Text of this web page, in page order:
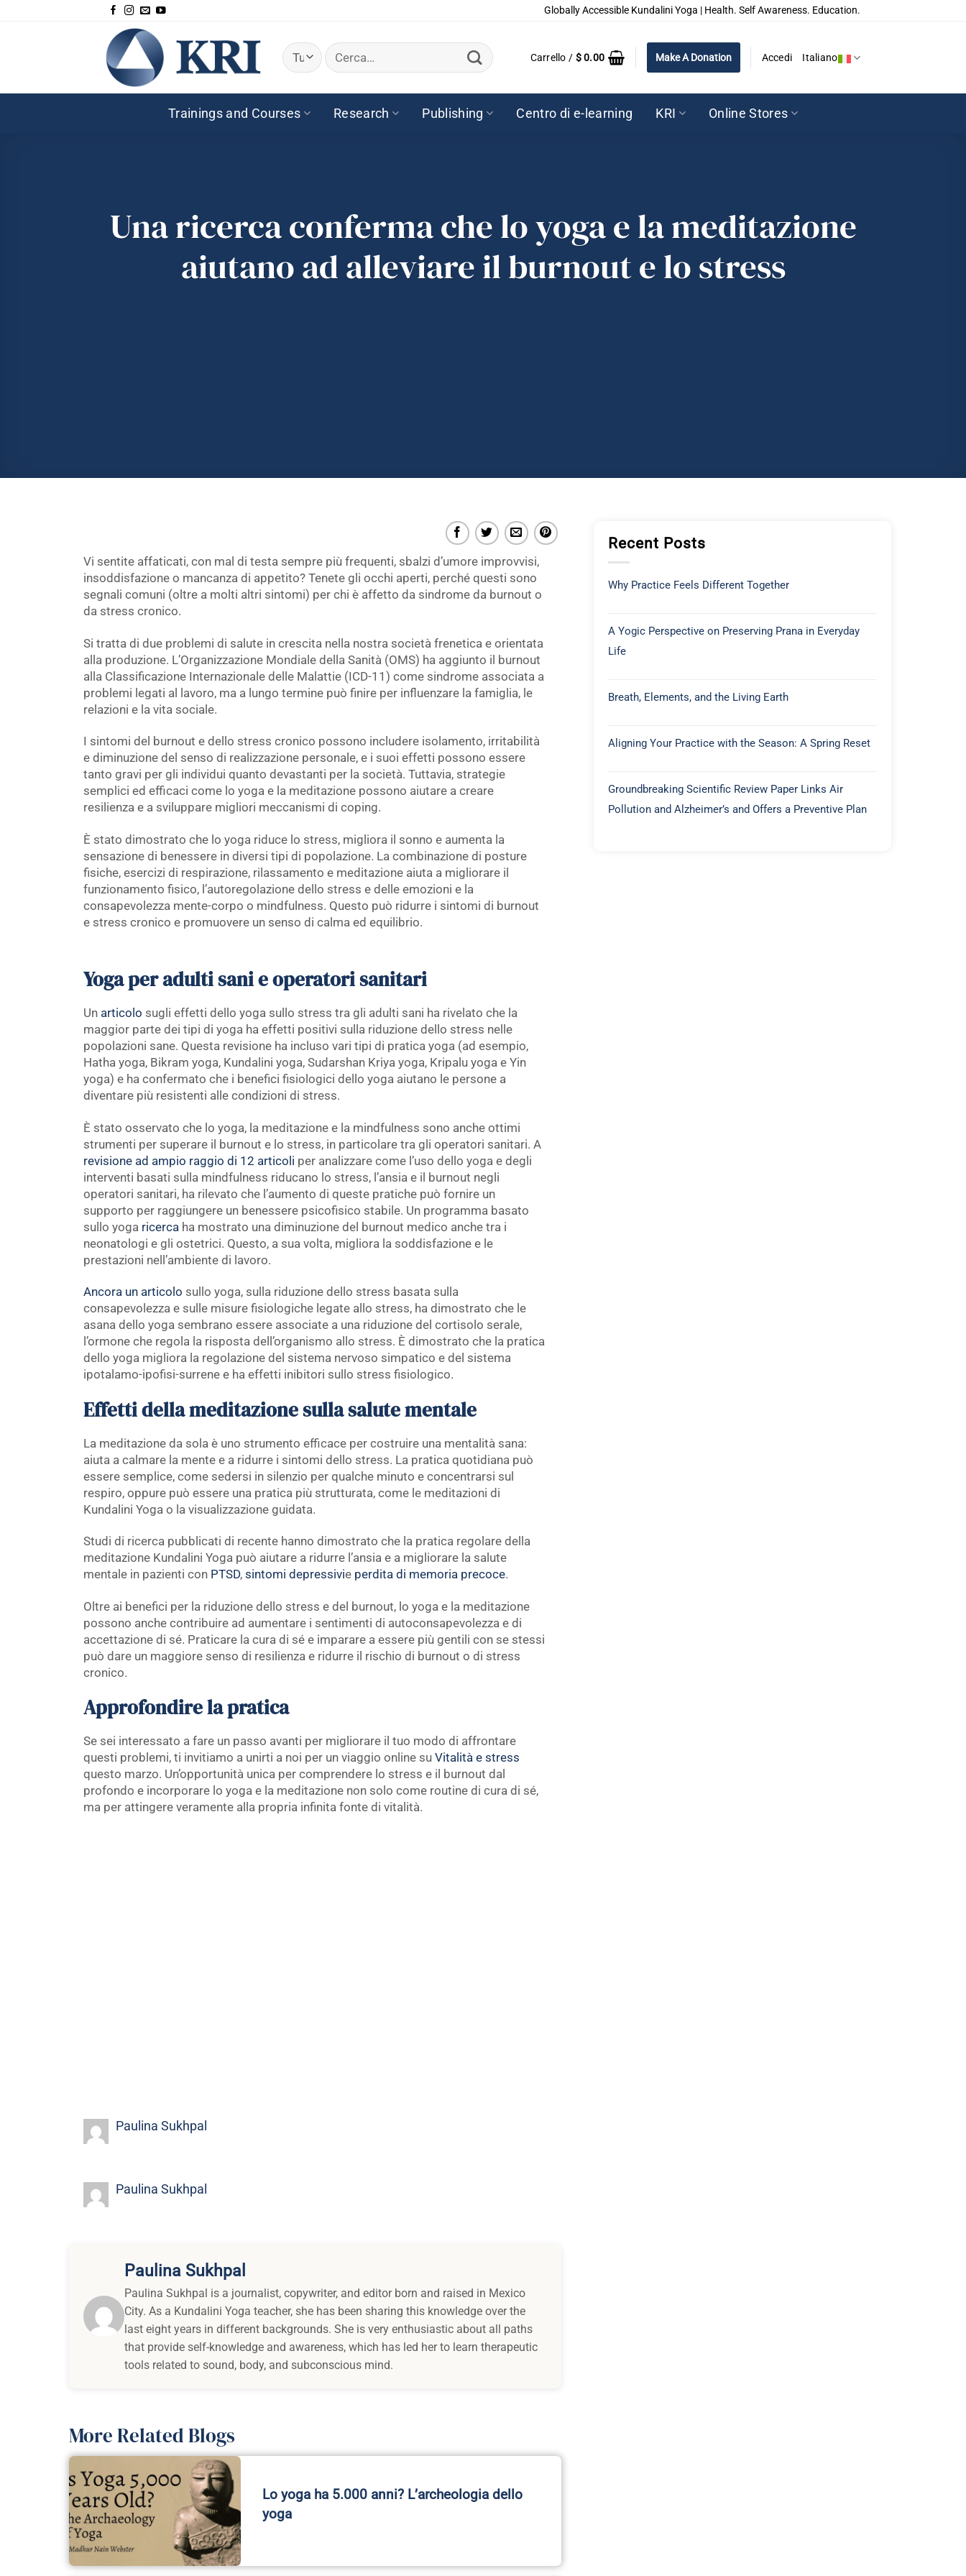
Globally Accessible Kundalini Yoga | Health. Self Awareness. Education.
Cerca:
Carrello / $0.00 Make A Donation Accedi Italiano
Trainings and Courses Research Publishing Centro di e-learning KRI Online Stores
Una ricerca conferma che lo yoga e la meditazione
aiutano ad alleviare il burnout e lo stress
Vi sentite affaticati, con mal di testa sempre più frequenti, sbalzi d’umore improvvisi,
insoddisfazione o mancanza di appetito? Tenete gli occhi aperti, perché questi sono
segnali comuni (oltre a molti altri sintomi) per chi è affetto da sindrome da burnout o
da stress cronico.
Si tratta di due problemi di salute in crescita nella nostra società frenetica e orientata
alla produzione. L’Organizzazione Mondiale della Sanità (OMS) ha aggiunto il burnout
alla Classificazione Internazionale delle Malattie (ICD-11) come sindrome associata a
problemi legati al lavoro, ma a lungo termine può finire per influenzare la famiglia, le
relazioni e la vita sociale.
I sintomi del burnout e dello stress cronico possono includere isolamento, irritabilità
e diminuzione del senso di realizzazione personale, e i suoi effetti possono essere
tanto gravi per gli individui quanto devastanti per la società. Tuttavia, strategie
semplici ed efficaci come lo yoga e la meditazione possono aiutare a creare
resilienza e a sviluppare migliori meccanismi di coping.
È stato dimostrato che lo yoga riduce lo stress, migliora il sonno e aumenta la
sensazione di benessere in diversi tipi di popolazione. La combinazione di posture
fisiche, esercizi di respirazione, rilassamento e meditazione aiuta a migliorare il
funzionamento fisico, l’autoregolazione dello stress e delle emozioni e la
consapevolezza mente-corpo o mindfulness. Questo può ridurre i sintomi di burnout
e stress cronico e promuovere un senso di calma ed equilibrio.
Yoga per adulti sani e operatori sanitari
Un articolo sugli effetti dello yoga sullo stress tra gli adulti sani ha rivelato che la
maggior parte dei tipi di yoga ha effetti positivi sulla riduzione dello stress nelle
popolazioni sane. Questa revisione ha incluso vari tipi di pratica yoga (ad esempio,
Hatha yoga, Bikram yoga, Kundalini yoga, Sudarshan Kriya yoga, Kripalu yoga e Yin
yoga) e ha confermato che i benefici fisiologici dello yoga aiutano le persone a
diventare più resistenti alle condizioni di stress.
È stato osservato che lo yoga, la meditazione e la mindfulness sono anche ottimi
strumenti per superare il burnout e lo stress, in particolare tra gli operatori sanitari. A
revisione ad ampio raggio di 12 articoli per analizzare come l’uso dello yoga e degli
interventi basati sulla mindfulness riducano lo stress, l’ansia e il burnout negli
operatori sanitari, ha rilevato che l’aumento di queste pratiche può fornire un
supporto per raggiungere un benessere psicofisico stabile. Un programma basato
sullo yoga ricerca ha mostrato una diminuzione del burnout medico anche tra i
neonatologi e gli ostetrici. Questo, a sua volta, migliora la soddisfazione e le
prestazioni nell’ambiente di lavoro.
Ancora un articolo sullo yoga, sulla riduzione dello stress basata sulla
consapevolezza e sulle misure fisiologiche legate allo stress, ha dimostrato che le
asana dello yoga sembrano essere associate a una riduzione del cortisolo serale,
l’ormone che regola la risposta dell’organismo allo stress. È dimostrato che la pratica
dello yoga migliora la regolazione del sistema nervoso simpatico e del sistema
ipotalamo-ipofisi-surrene e ha effetti inibitori sullo stress fisiologico.
Effetti della meditazione sulla salute mentale
La meditazione da sola è uno strumento efficace per costruire una mentalità sana:
aiuta a calmare la mente e a ridurre i sintomi dello stress. La pratica quotidiana può
essere semplice, come sedersi in silenzio per qualche minuto e concentrarsi sul
respiro, oppure può essere una pratica più strutturata, come le meditazioni di
Kundalini Yoga o la visualizzazione guidata.
Studi di ricerca pubblicati di recente hanno dimostrato che la pratica regolare della
meditazione Kundalini Yoga può aiutare a ridurre l’ansia e a migliorare la salute
mentale in pazienti con PTSD, sintomi depressivie perdita di memoria precoce.
Oltre ai benefici per la riduzione dello stress e del burnout, lo yoga e la meditazione
possono anche contribuire ad aumentare i sentimenti di autoconsapevolezza e di
accettazione di sé. Praticare la cura di sé e imparare a essere più gentili con se stessi
può dare un maggiore senso di resilienza e ridurre il rischio di burnout o di stress
cronico.
Approfondire la pratica
Se sei interessato a fare un passo avanti per migliorare il tuo modo di affrontare
questi problemi, ti invitiamo a unirti a noi per un viaggio online su Vitalità e stress
questo marzo. Un’opportunità unica per comprendere lo stress e il burnout dal
profondo e incorporare lo yoga e la meditazione non solo come routine di cura di sé,
ma per attingere veramente alla propria infinita fonte di vitalità.
Paulina Sukhpal
Paulina Sukhpal
Paulina Sukhpal
Paulina Sukhpal is a journalist, copywriter, and editor born and raised in Mexico
City. As a Kundalini Yoga teacher, she has been sharing this knowledge over the
last eight years in different backgrounds. She is very enthusiastic about all paths
that provide self-knowledge and awareness, which has led her to learn therapeutic
tools related to sound, body, and subconscious mind.
More Related Blogs
Lo yoga ha 5.000 anni? L’archeologia dello
yoga
Recent Posts
Why Practice Feels Different Together
A Yogic Perspective on Preserving Prana in Everyday
Life
Breath, Elements, and the Living Earth
Aligning Your Practice with the Season: A Spring Reset
Groundbreaking Scientific Review Paper Links Air
Pollution and Alzheimer’s and Offers a Preventive Plan